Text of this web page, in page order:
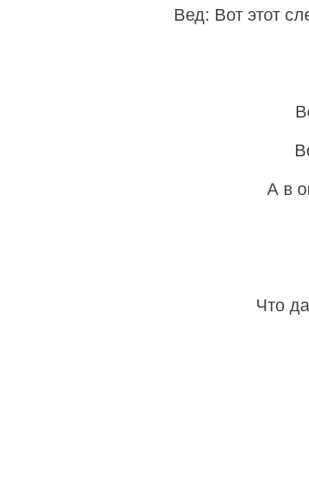
Вед: Вот этот
А в
Что